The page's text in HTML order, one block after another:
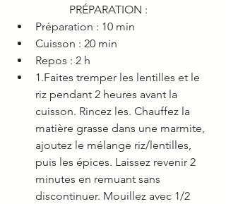
PRÉPARATION :
Préparation : 10 min
Cuisson : 20 min
Repos : 2 h
1.Faites tremper les lentilles et le
riz pendant 2 heures avant la
cuisson. Rincez les. Chauffez la
matière grasse dans une marmite,
ajoutez le mélange riz/lentilles,
puis les épices. Laissez revenir 2
minutes en remuant sans
discontinuer. Mouillez avec 1/2